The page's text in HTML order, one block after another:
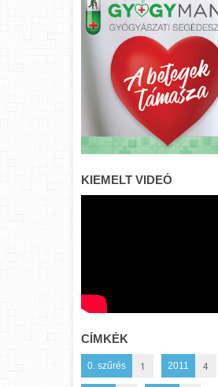
KIEMELT VIDEÓ
CÍMKÉK
0. szűrés 1 2011 4